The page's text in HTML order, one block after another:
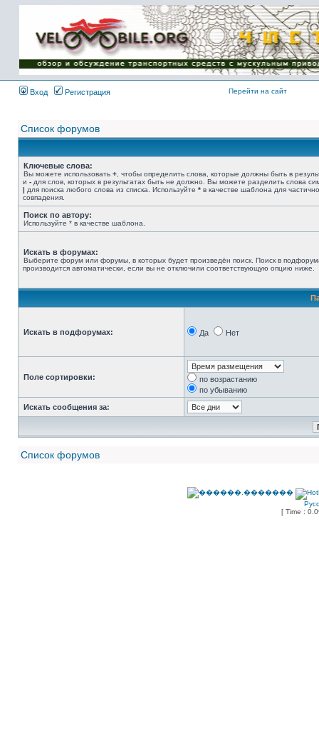
Имя пользователя:
Пароль:
{ LOG_ME_IN_SHORT
}
Вход
Регистрация Перейти на сайт
Список форумов
Ключевые слова:
Вы можете использовать + , чтобы определить слова, которые должны быть в
и - для слов, которых в результатах быть не должно. Вы можете разделить слова
| для поиска любого слова из списка. Используйте * в качестве шаблона для
совпадения.
Поиск по автору:
Используйте * в качестве шаблона.
Искать в форумах:
Выберите форум или форумы, в которых будет произведён поиск. Поиск в
производится автоматически, если вы не отключили соответствующую опцию ниже.
Искать в подфорумах: Да Нет
Поле сортировки:
по возрастанию
по убыванию
Искать сообщения за:
Список форумов
[ Time :